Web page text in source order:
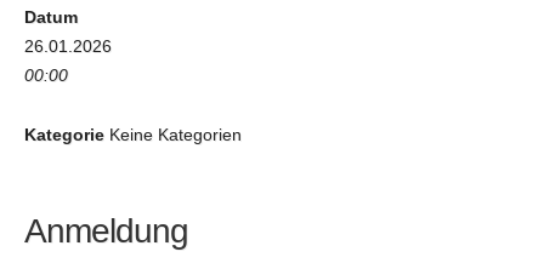
Datum
26.01.2026
00:00
Kategorie Keine Kategorien
Anmeldung